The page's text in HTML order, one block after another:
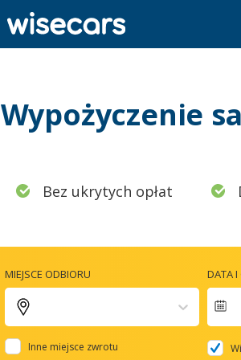
Wypożyczenie
Bez ukrytych opłat
MIEJSCE ODBIORU
Inne miejsce zwrotu
DATA
to